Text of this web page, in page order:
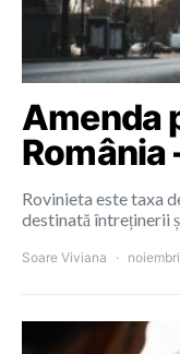
Amenda
România
Rovinieta este taxa
destinată întreținerii
Soare Viviana